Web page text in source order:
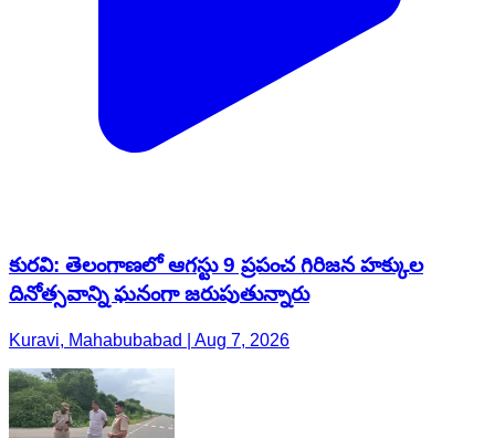
కురవి: తెలంగాణలో ఆగస్టు 9 ప్రపంచ గిరిజన హక్కుల
దినోత్సవాన్ని ఘనంగా జరుపుతున్నారు
Kuravi, Mahabubabad | Aug 7, 2026